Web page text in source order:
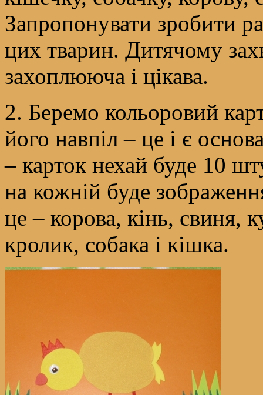
Запропонувати зробити
цих тварин. Дитячому
захоплююча і цікава.
2. Беремо кольоровий
його навпіл – це і є
– карток нехай буде 10
на кожній буде
це – корова, кінь, свиня,
кролик, собака і кішка.